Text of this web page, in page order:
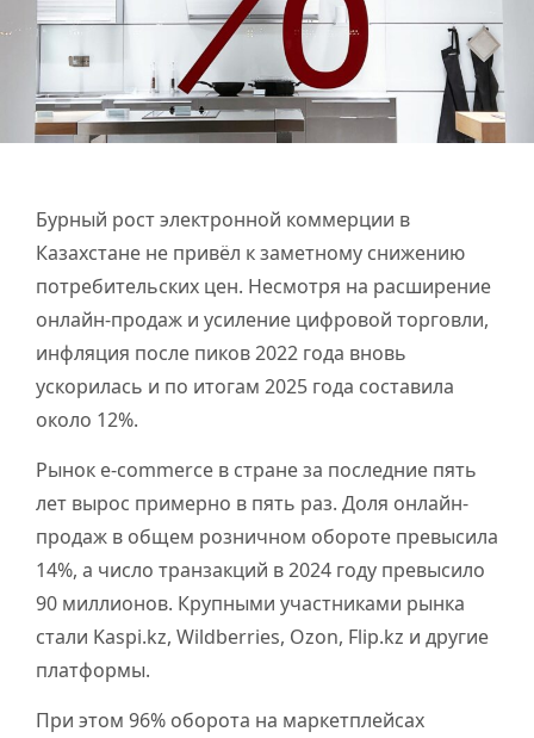
Бурный рост электронной коммерции в
Казахстане не привёл к заметному снижению
потребительских цен. Несмотря на расширение
онлайн-продаж и усиление цифровой торговли,
инфляция после пиков 2022 года вновь
ускорилась и по итогам 2025 года составила
около 12%.
Рынок e-commerce в стране за последние пять
лет вырос примерно в пять раз. Доля онлайн-
продаж в общем розничном обороте превысила
14%, а число транзакций в 2024 году превысило
90 миллионов. Крупными участниками рынка
стали Kaspi.kz, Wildberries, Ozon, Flip.kz и другие
платформы.
При этом 96% оборота на маркетплейсах